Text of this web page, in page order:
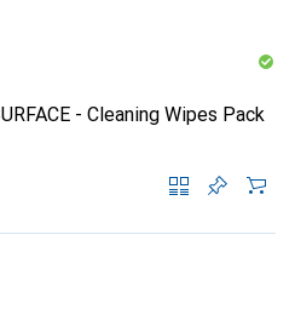
- Cleaning Wipes Pack